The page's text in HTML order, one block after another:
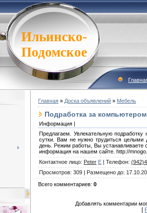
Ильинско-
Подомское
Главная » Доска объявлений » Мебель
Подработка за
Информация |
Предлагаем. Увлекательную
сутки. Вам не нужно трудиться
день. Режим работы, Вы устанавливаете
информация на нашем сайте. http://
Контактное лицо: Peter E | Телефон:
Просмотров: 309 | Размещено до:
Всего комментариев: 0
Добавлять комментарии
[